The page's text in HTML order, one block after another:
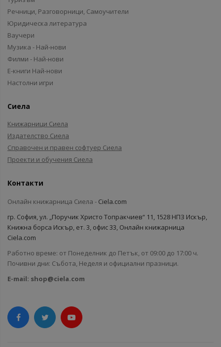
Речници, Разговорници, Самоучители
Юридическа литература
Ваучери
Музика - Най-нови
Филми - Най-нови
Е-книги Най-нови
Настолни игри
Сиела
Книжарници Сиела
Издателство Сиела
Справочен и правен софтуер Сиела
Проекти и обучения Сиела
Контакти
Онлайн книжарница Сиела - Ciela.com
гр. София, ул. „Поручик Христо Топракчиев“ 11, 1528 НПЗ Искър,
Книжна борса Искър, ет. 3, офис 33, Онлайн книжарница
Ciela.com
Работно време: от Понеделник до Петък, от 09:00 до 17:00 ч.
Почивни дни: Събота, Неделя и официални празници.
E-mail: shop@ciela.com